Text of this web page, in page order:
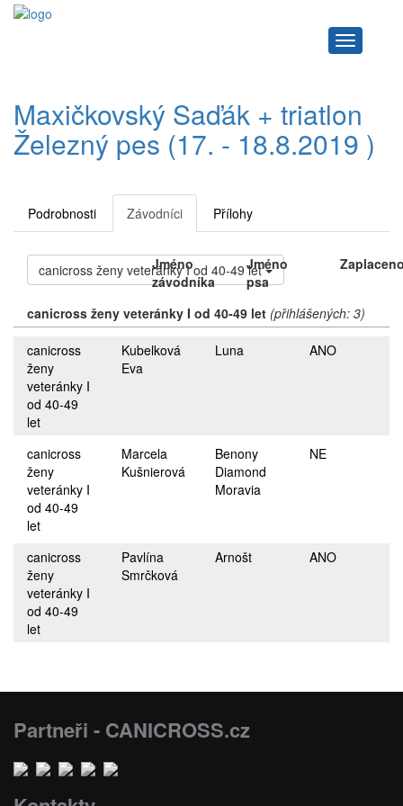
Navigace
Maxičkovský Saďák + triatlon
Železný pes (17. - 18.8.2019 )
Podrobnosti Závodníci Přílohy
canicross ženy veteránky I od 40-49 let
Jméno
závodníka
Jméno
psa
canicross ženy veteránky I od 40-49 let (přihlášených: 3)
canicross
ženy
veteránky I
od 40-49
let
Kubelková
Eva
Luna ANO
canicross
ženy
veteránky I
od 40-49
let
Marcela
Kušnierová
Benony
Diamond
Moravia
NE
canicross
ženy
veteránky I
od 40-49
let
Pavlína
Smrčková
Arnošt ANO
Partneři - CANICROSS.cz